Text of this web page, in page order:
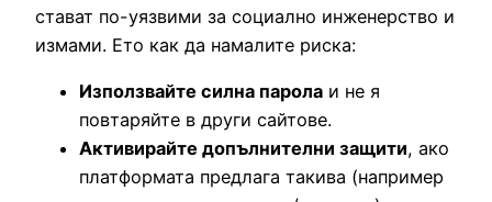
стават по-уязвими за социално инженерство и
измами. Ето как да намалите риска:
Използвайте силна парола и не я
повтаряйте в други сайтове.
Активирайте допълнителни защити, ако
платформата предлага такива (например